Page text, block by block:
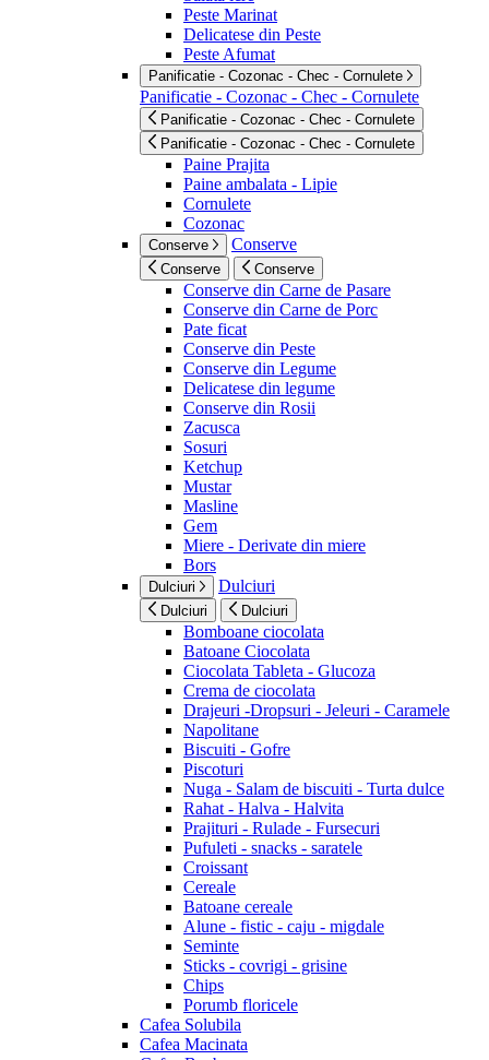
Peste Marinat
Delicatese din Peste
Peste Afumat
Panificatie - Cozonac - Chec - Cornulete
Panificatie - Cozonac - Chec - Cornulete
Panificatie - Cozonac - Chec - Cornulete
Panificatie - Cozonac - Chec - Cornulete
Paine Prajita
Paine ambalata - Lipie
Cornulete
Cozonac
Conserve Conserve
Conserve Conserve
Conserve din Carne de Pasare
Conserve din Carne de Porc
Pate ficat
Conserve din Peste
Conserve din Legume
Delicatese din legume
Conserve din Rosii
Zacusca
Sosuri
Ketchup
Mustar
Masline
Gem
Miere - Derivate din miere
Bors
Dulciuri Dulciuri
Dulciuri Dulciuri
Bomboane ciocolata
Batoane Ciocolata
Ciocolata Tableta - Glucoza
Crema de ciocolata
Drajeuri -Dropsuri - Jeleuri - Caramele
Napolitane
Biscuiti - Gofre
Piscoturi
Nuga - Salam de biscuiti - Turta dulce
Rahat - Halva - Halvita
Prajituri - Rulade - Fursecuri
Pufuleti - snacks - saratele
Croissant
Cereale
Batoane cereale
Alune - fistic - caju - migdale
Seminte
Sticks - covrigi - grisine
Chips
Porumb floricele
Cafea Solubila
Cafea Macinata